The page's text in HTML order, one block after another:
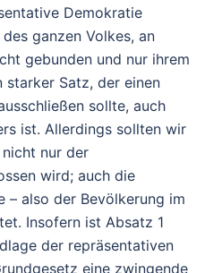
Demokratie
ganzen Volkes, an
gebunden und nur ihrem
starker Satz, der einen
sollte, auch
ist. Allerdings sollten wir
nur der
wird; auch die
– also der Bevölkerung im
Insofern ist Absatz 1
der repräsentativen
eine zwingende